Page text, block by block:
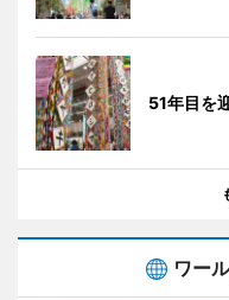
51年目を
ワー